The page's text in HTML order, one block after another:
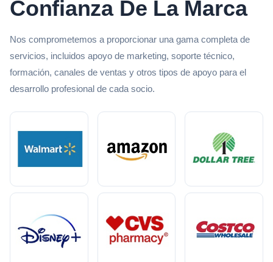
Confianza De La Marca
Nos comprometemos a proporcionar una gama completa de
servicios, incluidos apoyo de marketing, soporte técnico,
formación, canales de ventas y otros tipos de apoyo para el
desarrollo profesional de cada socio.